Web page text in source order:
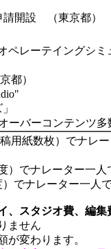
請開設 （東京都）
ペレーテイングシ
都）
ーバーコンテンツ多
稿用紙数枚）でナレ
）でナレーター一
でナレーター一人
、スタジオ費、編
ません
が変わります。